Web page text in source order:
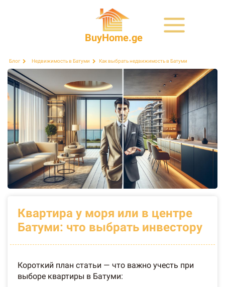
BuyHome.ge
Блог Недвижимость в Батуми Как выбрать недвижимость в Батуми
Квартира у моря или в центре
Батуми: что выбрать инвестору
Короткий план статьи — что важно учесть при
выборе квартиры в Батуми: